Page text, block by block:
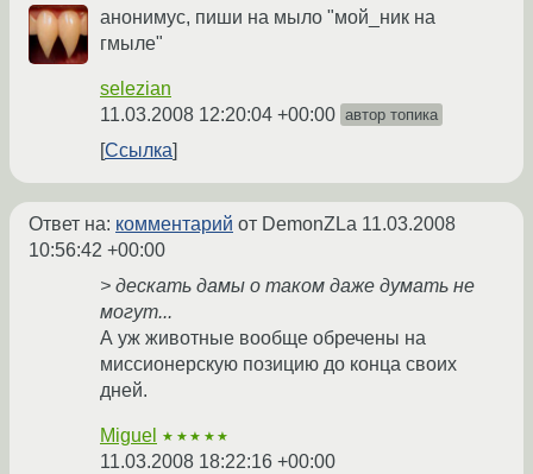
анонимус, пиши на мыло "мой_ник на
гмыле"
selezian
11.03.2008 12:20:04 +00:00 автор топика
Ссылка
Ответ на: комментарий от DemonZLa 11.03.2008
10:56:42 +00:00
> дескать дамы о таком даже думать не
могут...
А уж животные вообще обречены на
миссионерскую позицию до конца своих
дней.
Miguel ★★★★★
11.03.2008 18:22:16 +00:00